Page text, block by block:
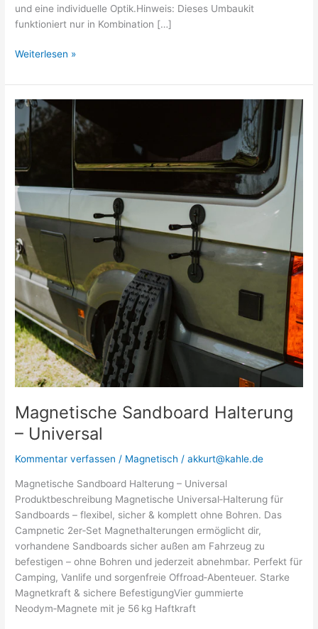
und eine individuelle Optik.Hinweis: Dieses Umbaukit
funktioniert nur in Kombination […]
Weiterlesen »
Magnetische Sandboard Halterung
– Universal
Kommentar verfassen / Magnetisch /akkurt@kahle.de
Magnetische Sandboard Halterung – Universal
Produktbeschreibung Magnetische Universal‑Halterung für
Sandboards – flexibel, sicher & komplett ohne Bohren. Das
Campnetic 2er‑Set Magnethalterungen ermöglicht dir,
vorhandene Sandboards sicher außen am Fahrzeug zu
befestigen – ohne Bohren und jederzeit abnehmbar. Perfekt für
Camping, Vanlife und sorgenfreie Offroad‑Abenteuer. Starke
Magnetkraft & sichere BefestigungVier gummierte
Neodym‑Magnete mit je 56 kg Haftkraft
Magnetische
Sandboard
Halterung
Universal